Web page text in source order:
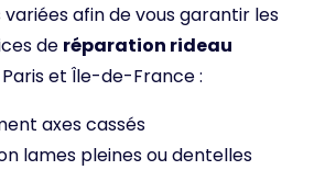
afin de vous garantir les
de réparation rideau
et Île-de-France :
axes cassés
lames pleines ou dentelles